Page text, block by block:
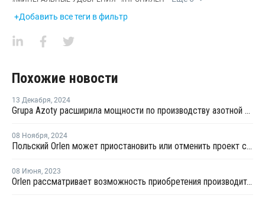
+Добавить все теги в фильтр
Похожие новости
13 Декабря, 2024
Grupa Azoty расширила мощности по производству азотной кислоты в Пулавах
08 Ноября, 2024
Польский Orlen может приостановить или отменить проект строительства производства олефинов в Плоцке
08 Июня, 2023
Orlen рассматривает возможность приобретения производителя азотных удобрений ZAP